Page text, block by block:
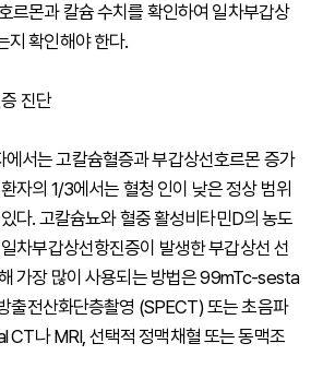
르몬과 칼슘 수치를 확인하여 일차부갑상
지 확인해야 한다.
진단
서는 고칼슘혈증과 부갑상선호르몬 증가
자의 1/3에서는 혈청 인이 낮은 정상 범위
다. 고칼슘뇨와 혈중 활성비타민D의 농도
차부갑상선항진증이 발생한 부갑상선 선
가장 많이 사용되는 방법은 99mTc-sesta
출전산화단층촬영 (SPECT) 또는 초음파
CT나 MRI, 선택적 정맥채혈 또는 동맥조